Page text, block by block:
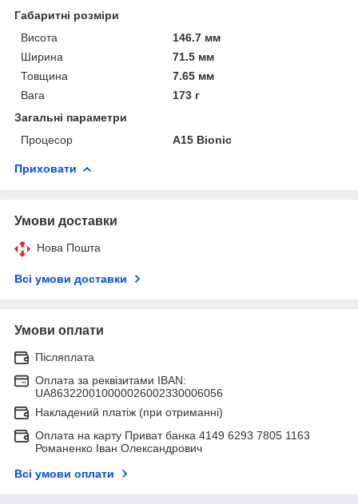
Габаритні розміри
Висота
146.7 мм
Ширина
71.5 мм
Товщина
7.65 мм
Вага
173 г
Загальні параметри
Процесор
A15 Bionic
Приховати
Умови доставки
Нова Пошта
Всі умови доставки
Умови оплати
Післяплата
Оплата за реквізитами IBAN:
UA863220010000026002330006056
Накладений платіж (при отриманні)
Оплата на карту Приват банка 4149 6293 7805 1163
Романенко Іван Олександрович
Всі умови оплати